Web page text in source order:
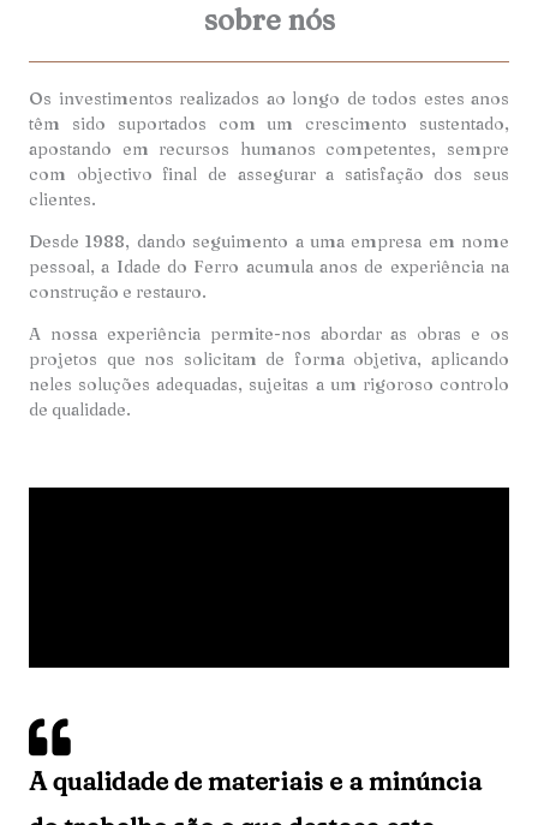
A qualidade de materiais e a minúncia
sobre nós
Os investimentos realizados ao longo de todos estes anos
têm sido suportados com um crescimento sustentado,
apostando em recursos humanos competentes, sempre
com objectivo final de assegurar a satisfação dos seus
clientes.
Desde 1988, dando seguimento a uma empresa em nome
pessoal, a Idade do Ferro acumula anos de experiência na
construção e restauro.
A nossa experiência permite-nos abordar as obras e os
projetos que nos solicitam de forma objetiva, aplicando
neles soluções adequadas, sujeitas a um rigoroso controlo
de qualidade.